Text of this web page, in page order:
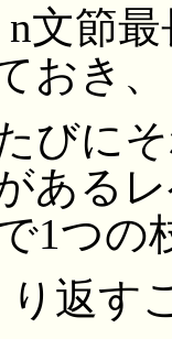
文節
おき、
びに
ある
1つの
返す